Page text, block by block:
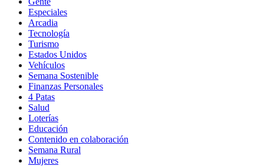
Especiales
Arcadia
Tecnología
Turismo
Estados Unidos
Vehículos
Semana Sostenible
Finanzas Personales
4 Patas
Salud
Loterías
Educación
Contenido en colaboración
Semana Rural
Mujeres